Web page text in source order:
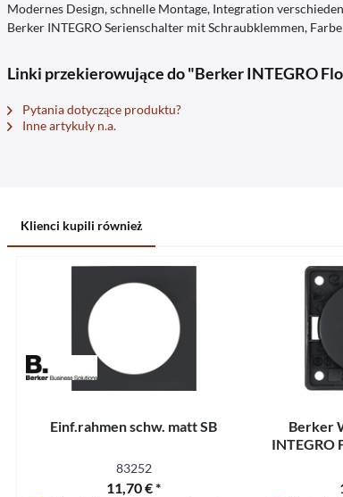
Modernes Design, schnelle Montage, Integration
Berker INTEGRO Serienschalter mit Schraubklemmen,
Linki przekierowujące do "Berker INTEGRO
Pytania dotyczące produktu?
Inne artykuły n.a.
Klienci kupili również
Einf.rahmen schw. matt SB
83252
11,70 € *
Berker
INTEGRO